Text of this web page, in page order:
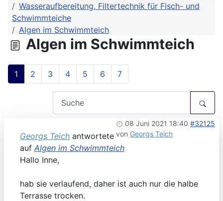
Wasseraufbereitung, Filtertechnik für Fisch- und
Schwimmteiche
Algen im Schwimmteich
Algen im Schwimmteich
1 2 3 4 5 6 7
08 Juni 2021 18:40 #32125
von Georgs Teich
Georgs Teich antwortete
auf Algen im Schwimmteich
Hallo Inne,
hab sie verlaufend, daher ist auch nur die halbe
Terrasse trocken.